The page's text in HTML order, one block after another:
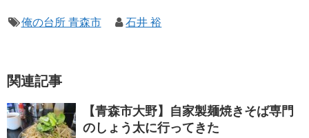
俺の台所 青森市 石井 裕
関連記事
【青森市大野】自家製麺焼きそば専門
のしょう太に行ってきた